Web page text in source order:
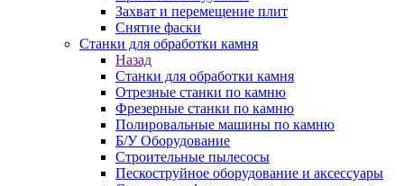
Захват и перемещение плит
Снятие фаски
Станки для обработки камня
Назад
Станки для обработки камня
Отрезные станки по камню
Фрезерные станки по камню
Полировальные машины по камню
Б/У Оборудование
Строительные пылесосы
Пескоструйное оборудование и аксессуары